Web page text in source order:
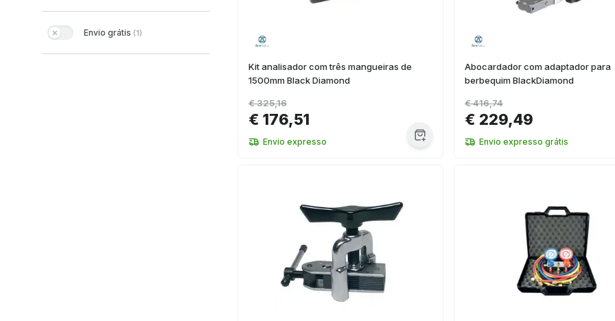
Envio grátis (1)
Kit analisador com três mangueiras de
1500mm Black Diamond
€ 176,51
€ 325,16
Envio expresso
Abocardador com adaptador para
berbequim BlackDiamond
€ 229,49
€ 416,74
Envio expresso grátis